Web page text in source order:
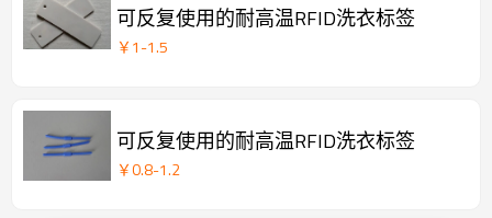
可反复使用的耐高温RFID洗衣标签
￥1-1.5
可反复使用的耐高温RFID洗衣标签
￥0.8-1.2